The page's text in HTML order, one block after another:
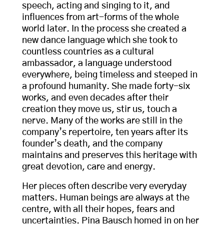
speech, acting and singing to it, and
influences from art-forms of the whole
world later. In the process she created a
new dance language which she took to
countless countries as a cultural
ambassador, a language understood
everywhere, being timeless and steeped in
a profound humanity. She made forty-six
works, and even decades after their
creation they move us, stir us, touch a
nerve. Many of the works are still in the
company’s repertoire, ten years after its
founder’s death, and the company
maintains and preserves this heritage with
great devotion, care and energy.
Her pieces often describe very everyday
matters. Human beings are always at the
centre, with all their hopes, fears and
uncertainties. Pina Bausch homed in on her